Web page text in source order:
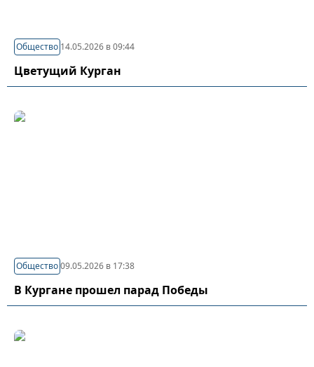
Общество 14.05.2026 в 09:44
Цветущий Курган
Общество09.05.2026 в 17:38
В Кургане прошел парад Победы